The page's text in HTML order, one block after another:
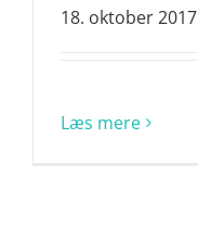
18. oktober 2017
Læs mere